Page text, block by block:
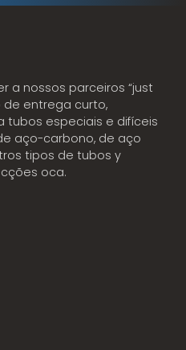
a nossos parceiros “just
de entrega curto,
tubos especiais e difíceis
aço-carbono, de aço
tipos de tubos y
oca.